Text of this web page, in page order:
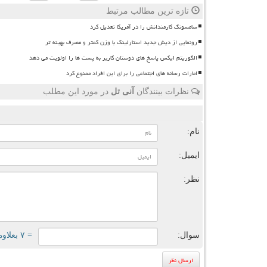
تازه ترین مطالب مرتبط
سامسونگ کارمندانش را در آمریکا تعدیل کرد
رونمایی از دیش جدید استارلینک با وزن کمتر و مصرف بهینه تر
الگوریتم ایکس پاسخ های دوستان کاربر به پست ها را اولویت می دهد
امارات رسانه های اجتماعی را برای این افراد ممنوع کرد
نظرات بینندگان آنی تل در مورد این مطلب
نام:
ایمیل:
نظر:
سوال: = ۷ بعلاوه ۲